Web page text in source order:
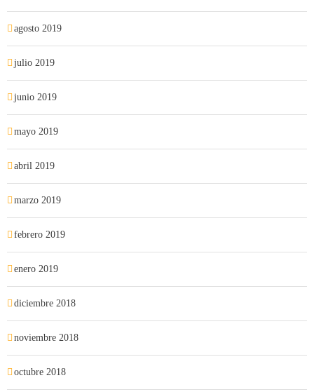
agosto 2019
julio 2019
junio 2019
mayo 2019
abril 2019
marzo 2019
febrero 2019
enero 2019
diciembre 2018
noviembre 2018
octubre 2018